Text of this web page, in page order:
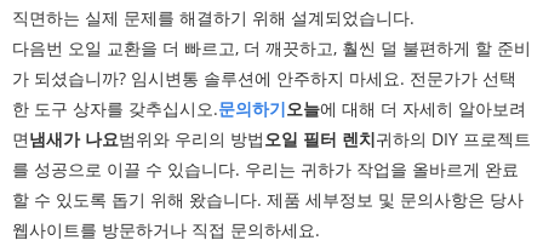
직면하는 실제 문제를 해결하기 위해 설계되었습니다.
다음번 오일 교환을 더 빠르고, 더 깨끗하고, 훨씬 덜 불편하게 할 준비
가 되셨습니까? 임시변통 솔루션에 안주하지 마세요. 전문가가 선택
한 도구 상자를 갖추십시오.문의하기오늘에 대해 더 자세히 알아보려
면냄새가 나요범위와 우리의 방법 오일 필터 렌치귀하의 DIY 프로젝트
를 성공으로 이끌 수 있습니다. 우리는 귀하가 작업을 올바르게 완료
할 수 있도록 돕기 위해 왔습니다. 제품 세부정보 및 문의사항은 당사
웹사이트를 방문하거나 직접 문의하세요.